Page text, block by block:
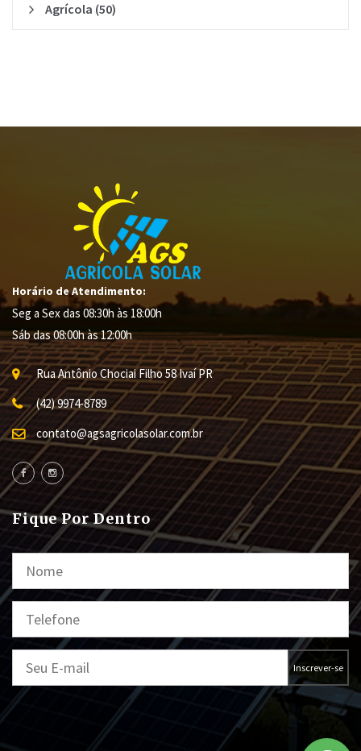
Agrícola (50)
Horário de Atendimento:
Seg a Sex das 08:30h às 18:00h
Sáb das 08:00h às 12:00h
Rua Antônio Chociai Filho58IvaíPR
(42) 9974-8789
contato@agsagricolasolar.com.br
Fique Por Dentro
Inscrever-se